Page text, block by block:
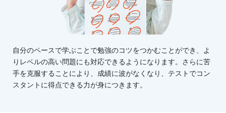
自分のペースで学ぶことで勉強のコツをつかむことができ、よ
りレベルの高い問題にも対応できるようになります。さらに苦
手を克服することにより、成績に波がなくなり、テストでコン
スタントに得点できる力が身につきます。